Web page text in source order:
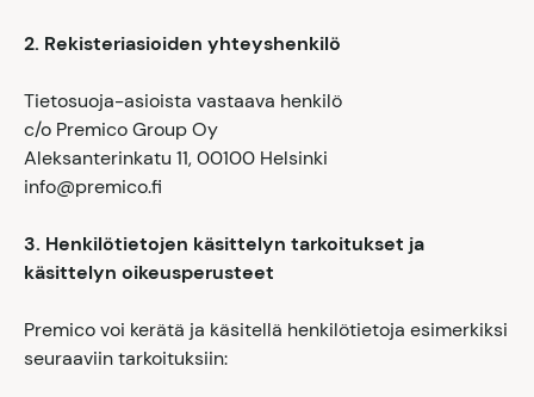
2. Rekisteriasioiden yhteyshenkilö
Tietosuoja-asioista vastaava henkilö
c/o PremicoGroup Oy
Aleksanterinkatu 11, 00100 Helsinki
info@premico.fi
3. Henkilötietojen käsittelyn tarkoitukset ja
käsittelyn oikeusperusteet
Premico voi kerätä ja käsitellä henkilötietoja esimerkiksi
seuraaviin tarkoituksiin: